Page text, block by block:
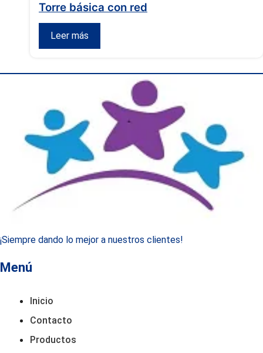
Torre básica con red
Leer más
¡Siempre dando lo mejor a nuestros clientes!
Menú
Inicio
Contacto
Productos